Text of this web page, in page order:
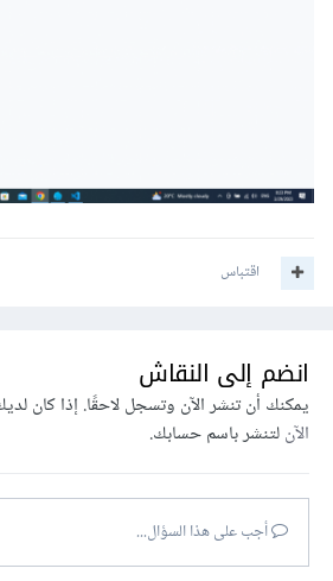
اقتباس
انضم إلى النقاش
يمكنك أن تنشر الآن وتسجل لاحقًا. إذا كان
الآنلتنشر باسم حسابك.
أجب على هذا السؤال...